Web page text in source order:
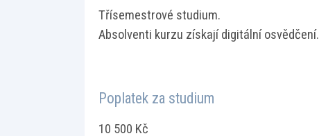
Třísemestrové studium.
Absolventi kurzu získají digitální osvědčení.
Poplatek za studium
10 500 Kč